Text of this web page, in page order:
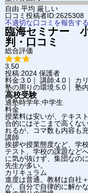
自由 平均 厳しい
口コミ投稿者ID:2625308
不適切な口コミを報告する
臨海セミナー
判・口コミ
総合評価
3.50
投稿:2024 保護者
料金:3.0｜ 講師:4.0｜ カ
塾の周りの環境:5.0｜ 塾
高校受験
通塾時学年:中学生
料金
授業料は安いが、テキス
合的にはそこまで高くな
れるが、コマ数も内容も
講師
挨拶や授業態度など、学
テスト、学校の課題など
に気が抜けず、集団なの
先生が多い。
カリキュラム
進度は普通。教材は自社
が、自分で自律的に解か